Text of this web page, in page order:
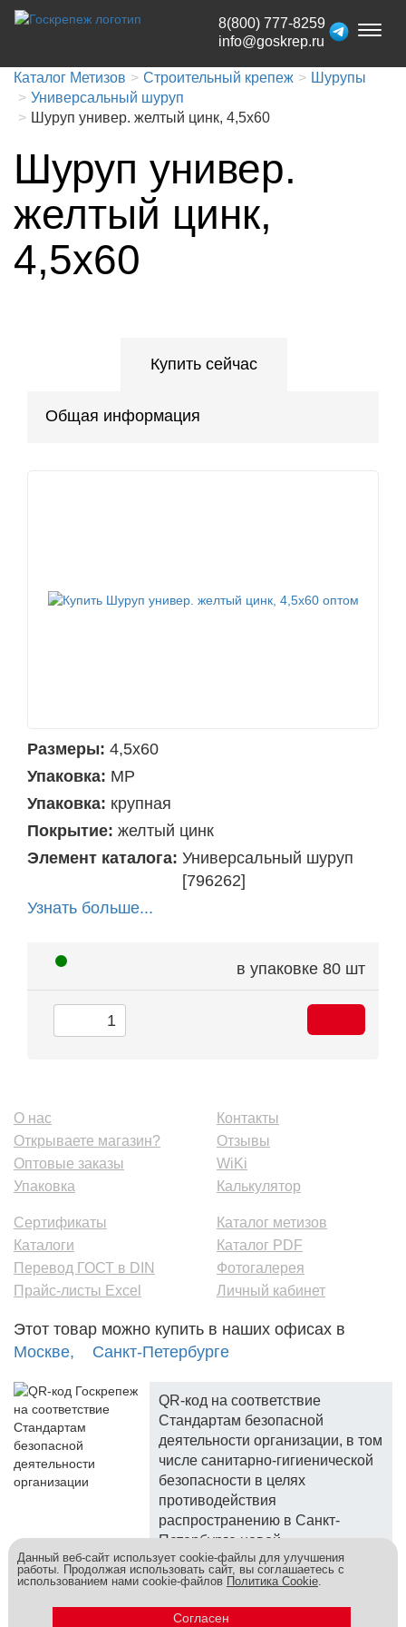
Toggle
8(800) 777-8259
info@goskrep.ru
Каталог Метизов Строительный крепеж
Шурупы
Универсальный шуруп
Шуруп универ. желтый цинк, 4,5x60
Шуруп универ.
желтый цинк,
4,5x60
Купить сейчас
Общая информация
Размеры: 4,5х60
Упаковка: MP
Упаковка: крупная
Покрытие: желтый цинк
Элемент каталога: Универсальный шуруп
[796262]
Узнать больше...
в упаковке 80 шт
О нас
Открываете магазин?
Оптовые заказы
Упаковка
Контакты
Отзывы
WiKi
Калькулятор
Сертификаты
Каталоги
Перевод ГОСТ в DIN
Прайс-листы Excel
Каталог метизов
Каталог PDF
Фотогалерея
Личный кабинет
Этот товар можно купить в наших офисах в
Москве,
Санкт-Петербурге
QR-код на соответствие
Стандартам безопасной
деятельности организации, в том
числе санитарно-гигиенической
безопасности в целях
противодействия
распространению в Санкт-
Петербурге новой
коронавирусной инфекции.
Метизы и крепеж оптом - это к нам! © 2026
Данный веб-сайт использует cookie-файлы для улучшения
работы. Продолжая использовать сайт, вы соглашаетесь с
использованием нами cookie-файлов Политика Cookie.
Согласен